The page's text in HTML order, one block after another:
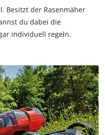
Besitzt der Rasenmäher
du dabei die
individuell regeln.